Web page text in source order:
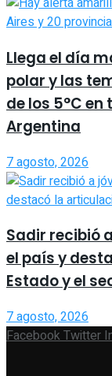
Llega el día
polar y las
de los 5°C
Argentina
7 agosto, 2026
Sadir recibió
el país y
Estado y el
7 agosto, 2026
FacebookTwitter